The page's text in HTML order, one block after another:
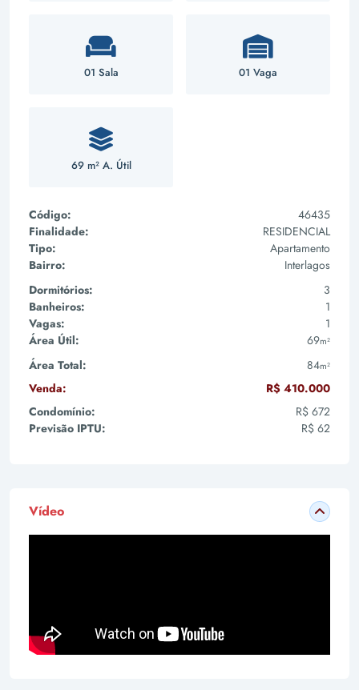
01 Sala 01 Vaga
69 m² A. Útil
Código:
46435
Finalidade:
RESIDENCIAL
Tipo:
Apartamento
Bairro:
Interlagos
Dormitórios:
3
Banheiros:
1
Vagas:
1
Área Útil:
69m²
Área Total: 84m²
Venda:
R$ 410.000
Condomínio:
R$ 672
Previsão IPTU:
R$ 62
Vídeo